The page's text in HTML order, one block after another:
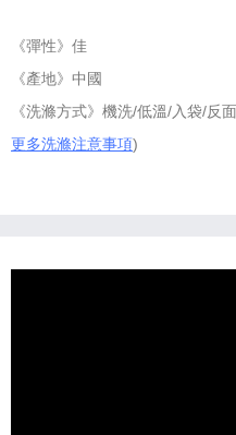
《彈性》佳
《產地》中國
《洗滌方式》機洗/低溫/入袋/反
更多洗滌注意事項)